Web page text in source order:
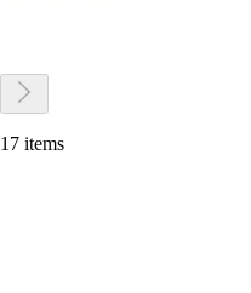
17 items